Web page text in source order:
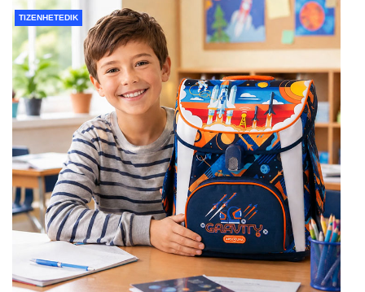
TIZENHETEDIK